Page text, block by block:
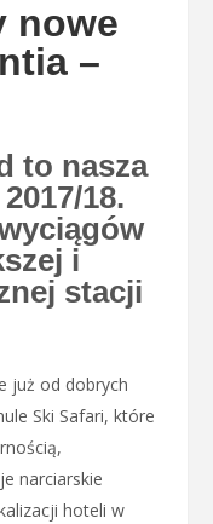
nowe
–
to nasza
18.
i
stacji
już od dobrych
Ski Safari, które
narciarskie
hoteli w